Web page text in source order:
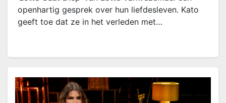
openhartig gesprek over hun liefdesleven. Kato
geeft toe dat ze in het verleden met…